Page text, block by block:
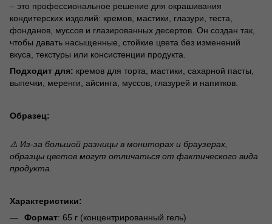
– это профессиональное решение для окрашивания
кондитерских изделий: кремов, мастики, глазури, теста,
фонданов, муссов и глазированных десертов. Он создан так,
чтобы давать насыщенные, стойкие цвета без изменений
вкуса, текстуры или консистенции продукта.
Подходит для: кремов для торта, мастики, сахарной пасты,
выпечки, меренги, айсинга, муссов, глазурей и напитков.
Образец:
⚠️ Из-за большой разницы в мониторах и браузерах,
образцы цветов могут отличаться от фактического вида
продукта.
Характеристики:
Формат: 65 г (концентрированный гель)